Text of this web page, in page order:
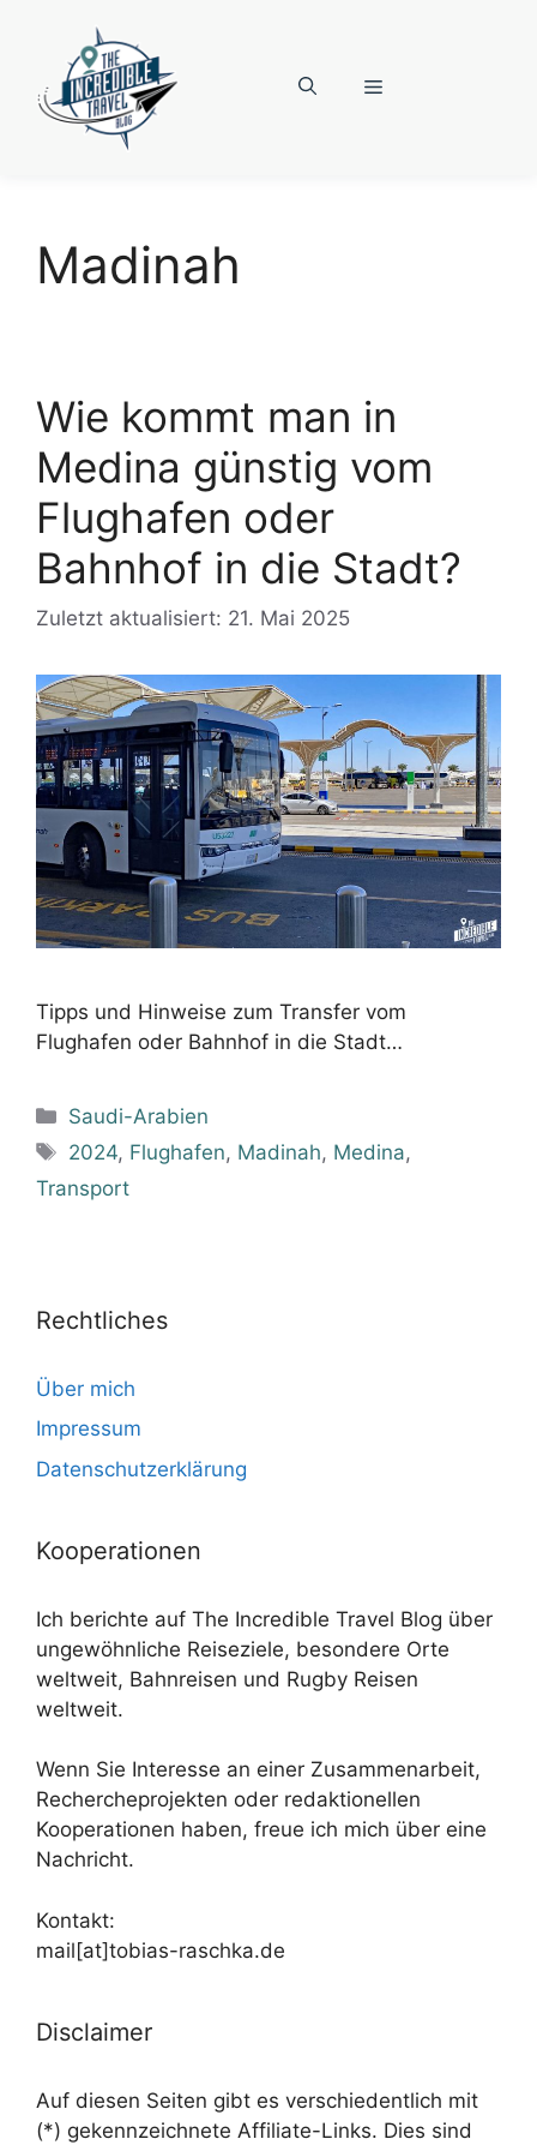
springen
Menü
Madinah
Wie kommt man in
Medina günstig vom
Flughafen oder
Bahnhof in die Stadt?
Zuletzt aktualisiert: 21. Mai 2025
Tipps und Hinweise zum Transfer vom
Flughafen oder Bahnhof in die Stadt…
Kategorien
Saudi-Arabien
Schlagwörter
2024, Flughafen, Madinah, Medina,
Transport
Rechtliches
Über mich
Impressum
Datenschutzerklärung
Kooperationen
Ich berichte auf The Incredible Travel Blog über
ungewöhnliche Reiseziele, besondere Orte
weltweit, Bahnreisen und Rugby Reisen
weltweit.
Wenn Sie Interesse an einer Zusammenarbeit,
Rechercheprojekten oder redaktionellen
Kooperationen haben, freue ich mich über eine
Nachricht.
Kontakt:
mail[at]tobias-raschka.de
Disclaimer
Auf diesen Seiten gibt es verschiedentlich mit
(*) gekennzeichnete Affiliate-Links. Dies sind